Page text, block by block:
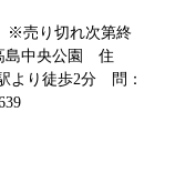
※売り切れ次第終
島中央公園 住
より徒歩2分 問：